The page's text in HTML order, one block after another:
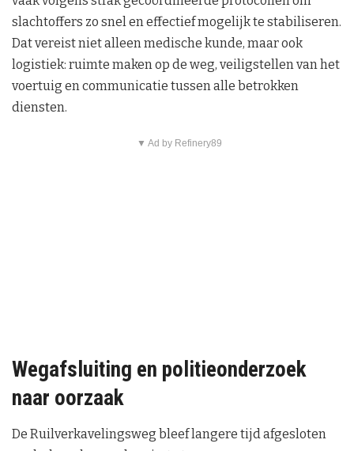
slachtoffers zo snel en effectief mogelijk te stabiliseren.
Dat vereist niet alleen medische kunde, maar ook
logistiek: ruimte maken op de weg, veiligstellen van het
voertuig en communicatie tussen alle betrokken
diensten.
▼ Ad by Refinery89
Wegafsluiting en politieonderzoek
naar oorzaak
De Ruilverkavelingsweg bleef langere tijd afgesloten